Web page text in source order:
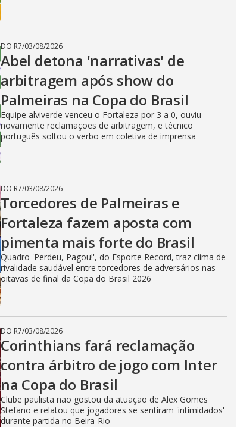
DO R7/03/08/2026
Abel detona 'narrativas' de
arbitragem após show do
Palmeiras na Copa do Brasil
Equipe alviverde venceu o Fortaleza por 3 a 0, ouviu
novamente reclamações de arbitragem, e técnico
português soltou o verbo em coletiva de imprensa
DO R7/03/08/2026
Torcedores de Palmeiras e
Fortaleza fazem aposta com
pimenta mais forte do Brasil
Quadro 'Perdeu, Pagou!', do Esporte Record, traz clima de
rivalidade saudável entre torcedores de adversários nas
oitavas de final da Copa do Brasil 2026
DO R7/03/08/2026
Corinthians fará reclamação
contra árbitro de jogo com Inter
na Copa do Brasil
Clube paulista não gostou da atuação de Alex Gomes
Stefano e relatou que jogadores se sentiram 'intimidados'
durante partida no Beira-Rio